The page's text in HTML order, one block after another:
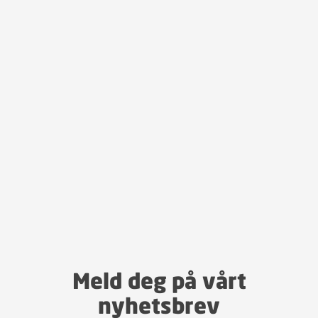
Meld deg på vårt
nyhetsbrev